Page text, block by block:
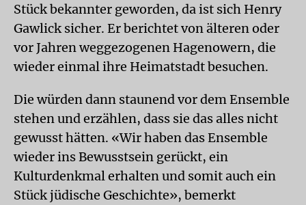
Stück bekannter geworden, da ist sich Henry
Gawlick sicher. Er berichtet von älteren oder
vor Jahren weggezogenen Hagenowern, die
wieder einmal ihre Heimatstadt besuchen.
Die würden dann staunend vor dem Ensemble
stehen und erzählen, dass sie das alles nicht
gewusst hätten. «Wir haben das Ensemble
wieder ins Bewusstsein gerückt, ein
Kulturdenkmal erhalten und somit auch ein
Stück jüdische Geschichte», bemerkt